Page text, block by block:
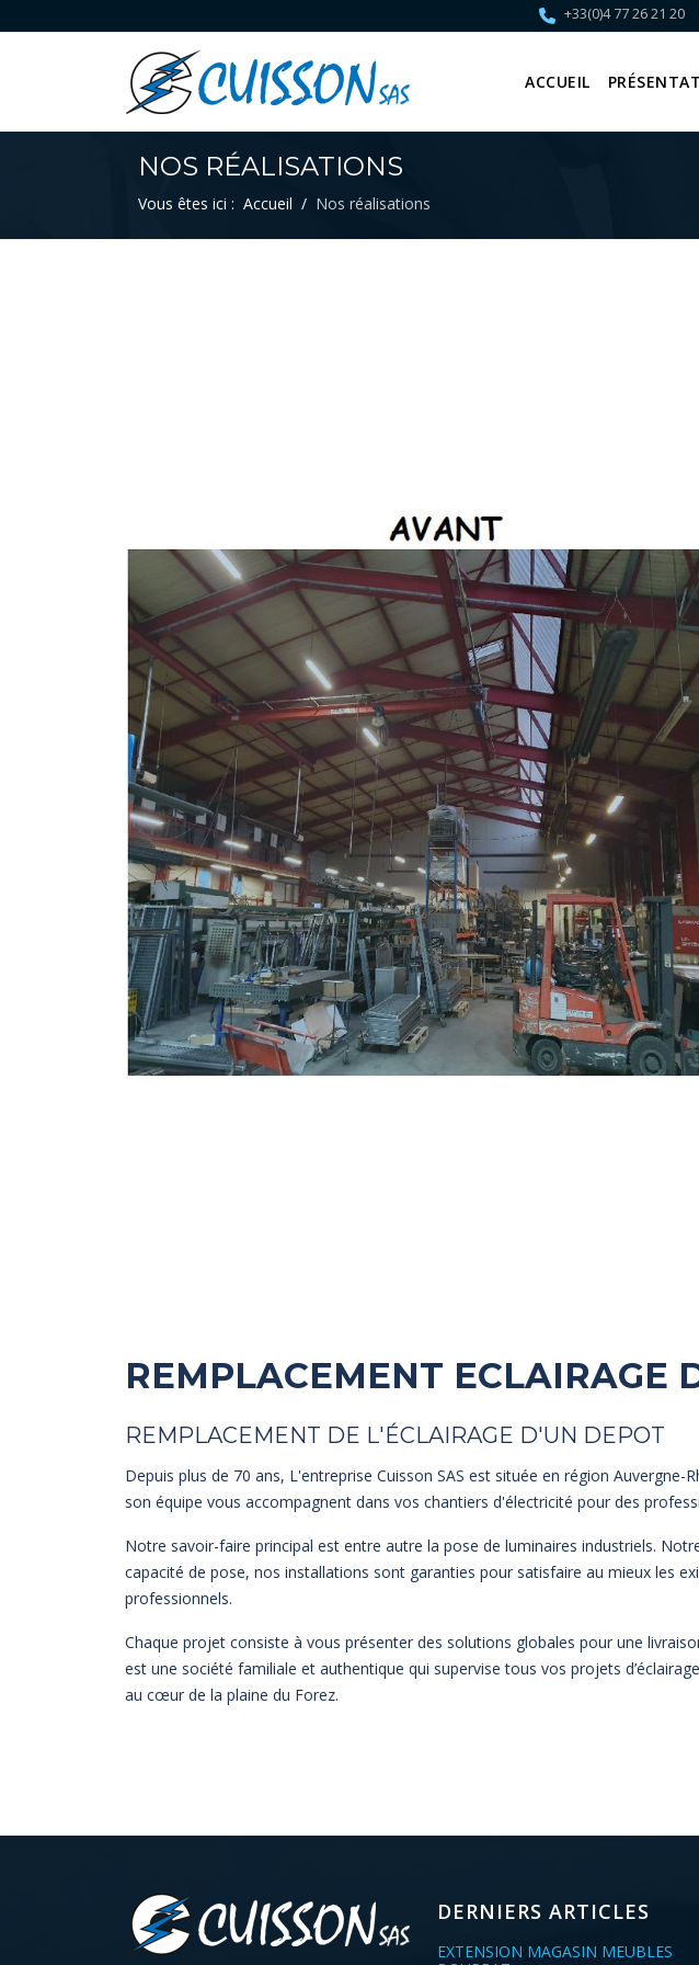
+33(0)4 77 26 21 20
ACCUEIL
NOS RÉALISATIONS
Vous êtes ici : Accueil Nos réalisations
REMPLACEMENT ECLAIRAGE
REMPLACEMENT DE L'ÉCLAIRAGE D'UN DEPOT
Depuis plus de 70 ans, L'entreprise Cuisson SAS est située en région Auvergne-
son équipe vous accompagnent dans vos chantiers d'électricité pour des
Notre savoir-faire principal est entre autre la pose de luminaires industriels.
capacité de pose, nos installations sont garanties pour satisfaire au mieux les
professionnels.
Chaque projet consiste à vous présenter des solutions globales pour une
est une société familiale et authentique qui supervise tous vos projets
au cœur de la plaine du Forez.
DERNIERS ARTICLES
EXTENSION MAGASIN MEUBLES